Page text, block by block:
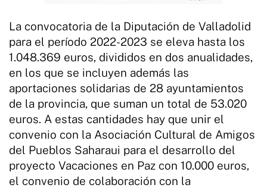
La convocatoria de la Diputación de Valladolid
para el período 2022-2023 se eleva hasta los
1.048.369 euros, divididos en dos anualidades,
en los que se incluyen además las
aportaciones solidarias de 28 ayuntamientos
de la provincia, que suman un total de 53.020
euros. A estas cantidades hay que unir el
convenio con la Asociación Cultural de Amigos
del Pueblos Saharaui para el desarrollo del
proyecto Vacaciones en Paz con 10.000 euros,
el convenio de colaboración con la